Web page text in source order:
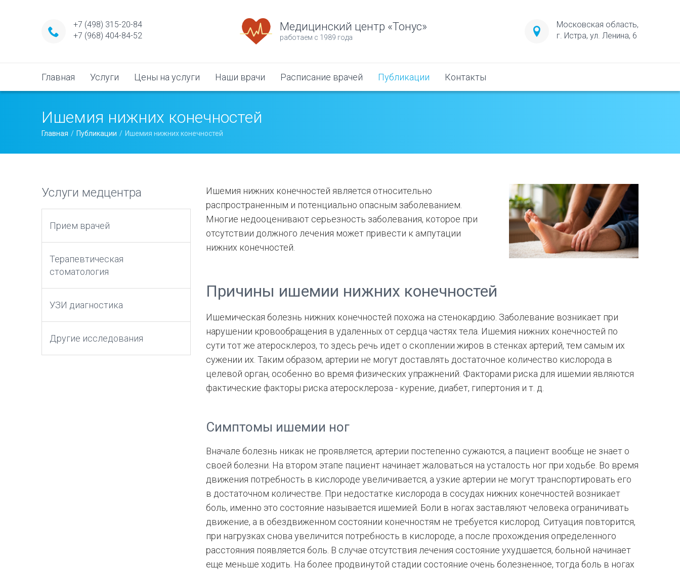
+7 (498) 315-20-84
+7 (968) 404-84-52
Медицинский центр «Тонус»
работаем с 1989 года
Московская область,
г. Истра, ул. Ленина, 6
Главная Услуги Цены на услуги Наши врачи Расписание врачей Публикации Контакты
Ишемия нижних конечностей
Главная Публикации Ишемия нижних конечностей
Ишемия нижних конечностей является относительно
распространенным и потенциально опасным заболеванием.
Многие недооценивают серьезность заболевания, которое при
отсутствии должного лечения может привести к ампутации
нижних конечностей.
Причины ишемии нижних конечностей
Ишемическая болезнь нижних конечностей похожа на стенокардию. Заболевание возникает при
нарушении кровообращения в удаленных от сердца частях тела. Ишемия нижних конечностей по
сути тот же атеросклероз, то здесь речь идет о скоплении жиров в стенках артерий, тем самым их
сужении их. Таким образом, артерии не могут доставлять достаточное количество кислорода в
целевой орган, особенно во время физических упражнений. Факторами риска для ишемии являются
фактические факторы риска атеросклероза - курение, диабет, гипертония и т. д.
Симптомы ишемии ног
Вначале болезнь никак не проявляется, артерии постепенно сужаются, а пациент вообще не знает о
своей болезни. На втором этапе пациент начинает жаловаться на усталость ног при ходьбе. Во время
движения потребность в кислороде увеличивается, а узкие артерии не могут транспортировать его
в достаточном количестве. При недостатке кислорода в сосудах нижних конечностей возникает
боль, именно это состояние называется ишемией. Боли в ногах заставляют человека ограничивать
движение, а в обездвиженном состоянии конечностям не требуется кислород. Ситуация повторится,
при нагрузках снова увеличится потребность в кислороде, а после прохождения определенного
расстояния появляется боль. В случае отсутствия лечения состояние ухудшается, больной начинает
еще меньше ходить. На более продвинутой стадии состояние очень болезненное, тогда боль в ногах
Услуги медцентра
Прием врачей
Терапевтическая
стоматология
УЗИ диагностика
Другие исследования